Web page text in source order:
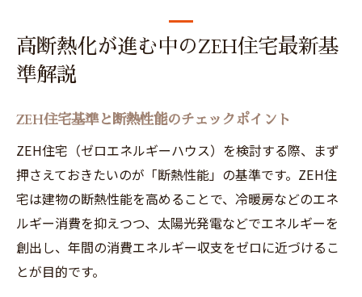
高断熱化が進む中のZEH住宅最新基
準解説
ZEH住宅基準と断熱性能のチェックポイント
ZEH住宅（ゼロエネルギーハウス）を検討する際、まず
押さえておきたいのが「断熱性能」の基準です。ZEH住
宅は建物の断熱性能を高めることで、冷暖房などのエネ
ルギー消費を抑えつつ、太陽光発電などでエネルギーを
創出し、年間の消費エネルギー収支をゼロに近づけるこ
とが目的です。